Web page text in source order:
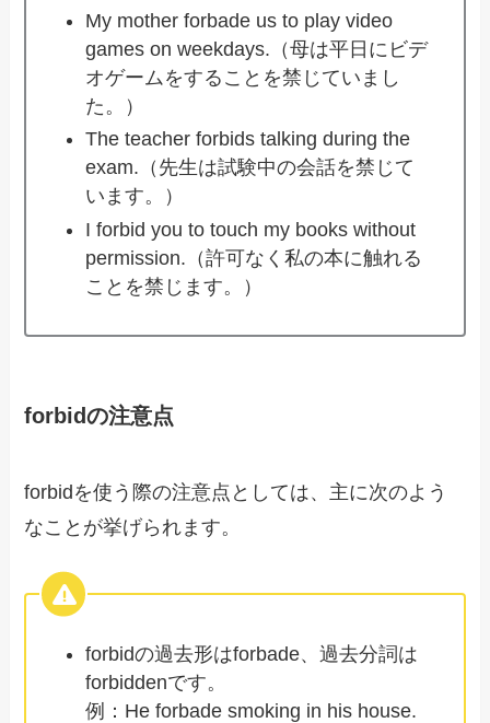
My mother forbade us to play video
games on weekdays.（母は平日にビデ
オゲームをすることを禁じていまし
た。）
The teacher forbids talking during the
exam.（先生は試験中の会話を禁じて
います。）
I forbid you to touch my books without
permission.（許可なく私の本に触れる
ことを禁じます。）
forbidの注意点
forbidを使う際の注意点としては、主に次のよう
なことが挙げられます。
forbidの過去形はforbade、過去分詞は
forbiddenです。
例：He forbade smoking in his house.